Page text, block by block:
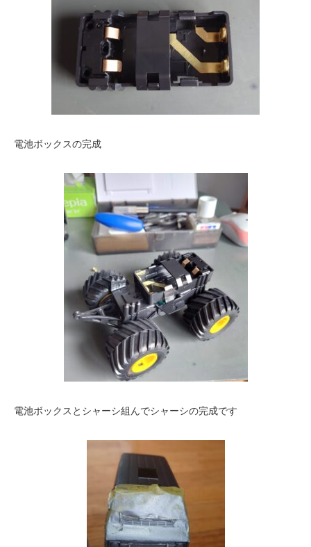
電池ボックスの完成
電池ボックスとシャーシ組んでシャーシの完成です